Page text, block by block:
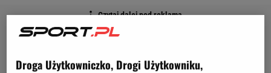
Droga Użytkowniczko, Drogi Użytkowniku,